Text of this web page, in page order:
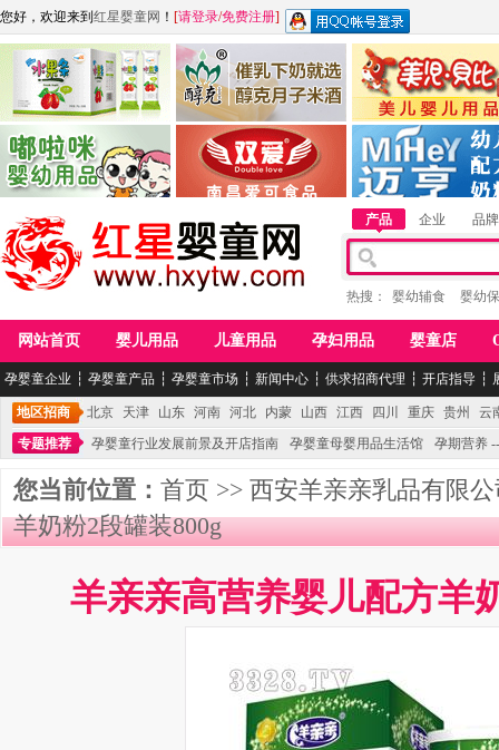
您好，欢迎来到 红星婴童网 ！ [请登录/免费注册]
江西麦嘟嘟食品有限公司
青岛嘟啦咪婴幼儿用品公司
江西醇之客月子米酒 惠州市美儿婴儿用品
湖南迈亨母婴用品有限
产品 企业 品牌
热搜： 婴幼辅食 婴幼
网站首页 婴儿用品 儿童用品 孕妇用品 婴童店
孕婴童企业 ┆ 孕婴童产品 ┆ 孕婴童市场 ┆ 新闻中心 ┆ 供求招商代理 ┆ 开店指导 ┆
地区招商 北京 天津 山东 河南 河北 内蒙 山西 江西 四川 重庆 贵州
云
专题推荐
孕婴童行业发展前景及开店指南 孕婴童母婴用品生活馆 孕期营养
您当前位置： 首页 >> 西安羊亲亲乳品有限
羊奶粉2段罐装800g
羊亲亲高营养婴儿配方羊